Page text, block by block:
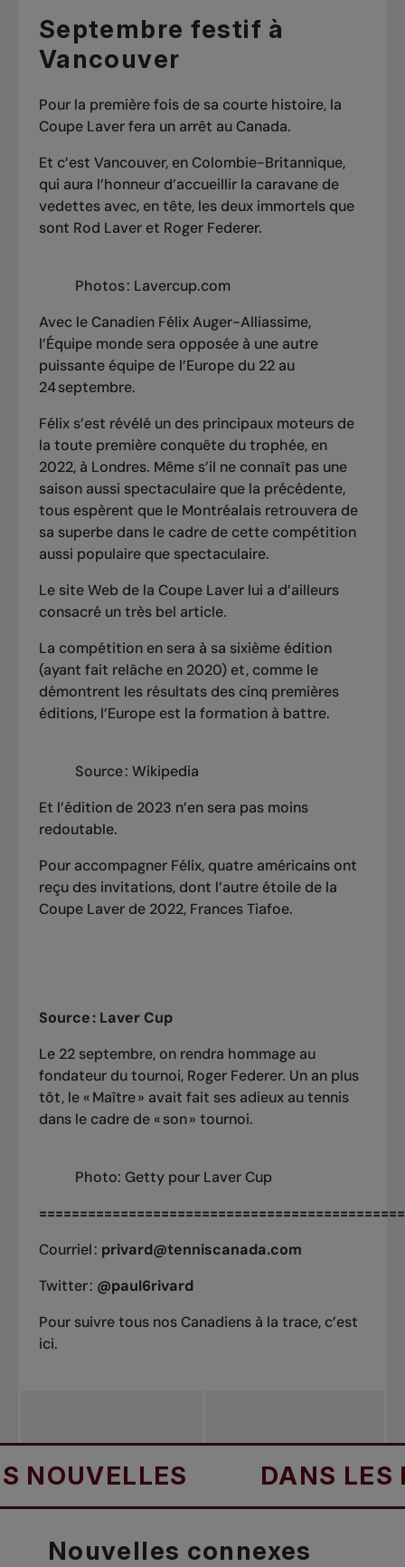
Septembre festif à
Vancouver
Pour la première fois de sa courte histoire, la
Coupe Laver fera un arrêt au Canada.
Et c’est Vancouver, en Colombie-Britannique,
qui aura l’honneur d’accueillir la caravane de
vedettes avec, en tête, les deux immortels que
sont Rod Laver et Roger Federer.
Photos : Lavercup.com
Avec le Canadien Félix Auger-Alliassime,
l’Équipe monde sera opposée à une autre
puissante équipe de l’Europe du 22 au
24 septembre.
Félix s’est révélé un des principaux moteurs de
la toute première conquête du trophée, en
2022, à Londres. Même s’il ne connaît pas une
saison aussi spectaculaire que la précédente,
tous espèrent que le Montréalais retrouvera de
sa superbe dans le cadre de cette compétition
aussi populaire que spectaculaire.
Le site Web de la Coupe Laver lui a d’ailleurs
consacré un très bel article.
La compétition en sera à sa sixième édition
(ayant fait relâche en 2020) et, comme le
démontrent les résultats des cinq premières
éditions, l’Europe est la formation à battre.
Source : Wikipedia
Et l’édition de 2023 n’en sera pas moins
redoutable.
Pour accompagner Félix, quatre américains ont
reçu des invitations, dont l’autre étoile de la
Coupe Laver de 2022, Frances Tiafoe.
Source : Laver Cup
Le 22 septembre, on rendra hommage au
fondateur du tournoi, Roger Federer. Un an plus
tôt, le « Maître » avait fait ses adieux au tennis
dans le cadre de « son » tournoi.
Photo: Getty pour Laver Cup
Courriel : privard@tenniscanada.com
Twitter : @paul6rivard
Pour suivre tous nos Canadiens à la trace, c’est
ici.
DANS LES
Nouvelles connexes